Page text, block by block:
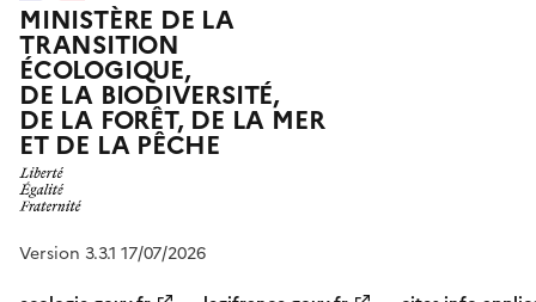
MINISTÈRE DE LA
TRANSITION
ÉCOLOGIQUE,
DE LA BIODIVERSITÉ,
DE LA FORÊT, DE LA MER
ET DE LA PÊCHE
Version 3.3.1 17/07/2026